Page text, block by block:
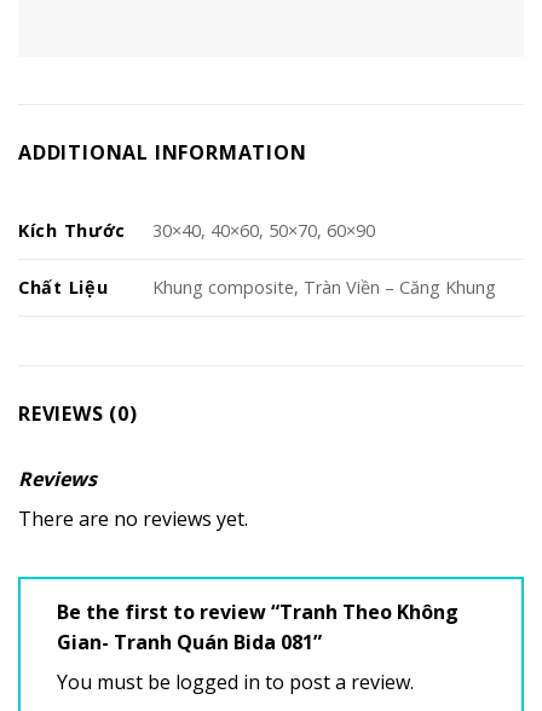
ADDITIONAL INFORMATION
Kích Thước 30×40, 40×60, 50×70, 60×90
Chất Liệu Khung composite, Tràn Viền – Căng Khung
REVIEWS (0)
Reviews
There are no reviews yet.
Be the first to review “Tranh Theo Không
Gian- Tranh Quán Bida 081”
You must be logged in to post a review.